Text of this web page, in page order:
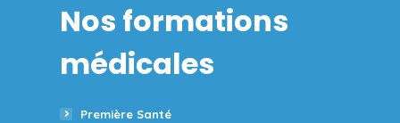
Nos formations
médicales
Première Santé